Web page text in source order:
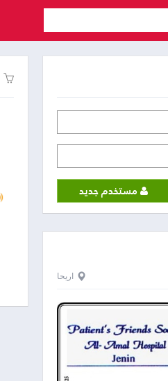
مستخدم جديد
اريحا